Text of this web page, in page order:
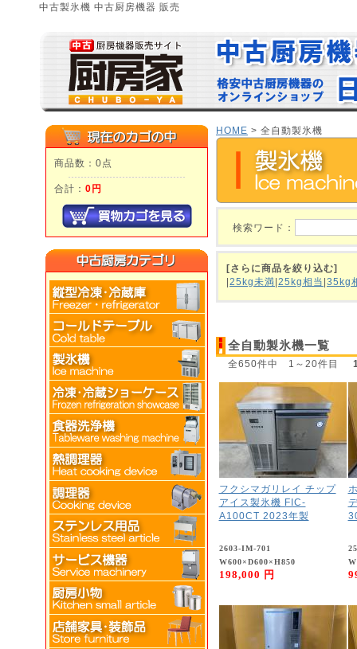
中古製氷機 中古厨房機器 販売
商品数：0点
合計： 0円
HOME > 全自動製氷機
検索ワード：
[さらに商品を絞り込む]
|25kg未満|25kg相当 |35kg
全自動製氷機一覧
全650件中 1～20件目
フクシマガリレイ チップ
アイス製氷機 FIC-
A100CT 2023年製
2603-IM-701
W600×D600×H850
198,000 円